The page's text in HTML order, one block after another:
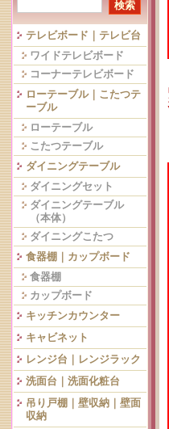
テレビボード｜テレビ台
ワイドテレビボード
コーナーテレビボード
ローテーブル｜こたつテ
ーブル
ローテーブル
こたつテーブル
ダイニングテーブル
ダイニングセット
ダイニングテーブル
（本体）
ダイニングこたつ
食器棚｜カップボード
食器棚
カップボード
キッチンカウンター
キャビネット
レンジ台｜レンジラック
洗面台｜洗面化粧台
吊り戸棚｜壁収納｜壁面
収納